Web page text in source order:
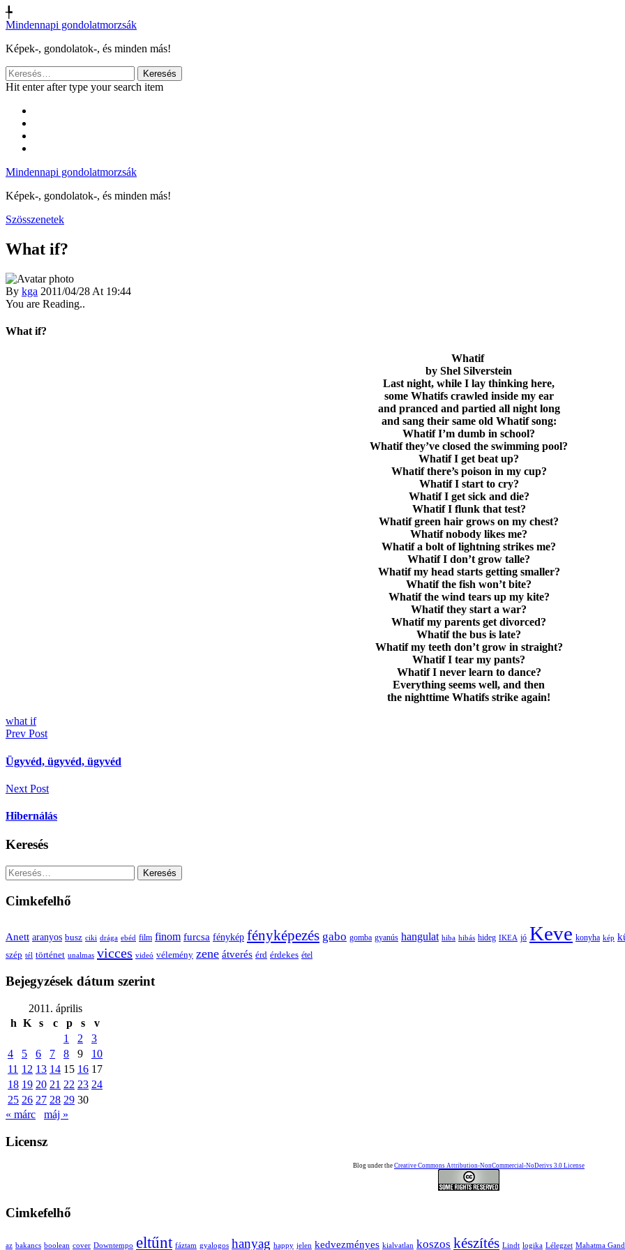
╄
Mindennapi gondolatmorzsák
Képek-, gondolatok-, és minden más!
Keresés:
Hit enter after type your search item
Mindennapi gondolatmorzsák
Képek-, gondolatok-, és minden más!
Szösszenetek
What if?
By kga 2011/04/28 At 19:44
You are Reading..
What if?
Whatif
by Shel Silverstein
Last night, while I lay thinking here,
some Whatifs crawled inside my ear
and pranced and partied all night long
and sang their same old Whatif song:
Whatif I’m dumb in school?
Whatif they’ve closed the swimming pool?
Whatif I get beat up?
Whatif there’s poison in my cup?
Whatif I start to cry?
Whatif I get sick and die?
Whatif I flunk that test?
Whatif green hair grows on my chest?
Whatif nobody likes me?
Whatif a bolt of lightning strikes me?
Whatif I don’t grow talle?
Whatif my head starts getting smaller?
Whatif the fish won’t bite?
Whatif the wind tears up my kite?
Whatif they start a war?
Whatif my parents get divorced?
Whatif the bus is late?
Whatif my teeth don’t grow in straight?
Whatif I tear my pants?
Whatif I never learn to dance?
Everything seems well, and then
the nighttime Whatifs strike again!
what if
Bejegyzés
navigáció
Prev Post
Ügyvéd, ügyvéd, ügyvéd
Next Post
Hibernálás
Keresés
Keresés:
Cimkefelhő
Anett aranyos busz ciki drága ebéd film finom furcsa fénykép fényképezés gabo gomba gyanús hangulat hiba hibás hideg IKEA jó Keve konyha kép
szép tél történet unalmas vicces videó vélemény zene átverés érd érdekes étel
Bejegyzések dátum szerint
2011. április
h K s c p s
v
1
2
3
4
5 6 7 8 9
10
11 12 13 14 15 16 17
18 19 20 21 22 23 24
25 26 27 28 29 30
« márc
máj »
Licensz
Blog under the Creative Commons Attribution-NonCommercial-NoDerivs 3.0 License
Cimkefelhő
az bakancs boolean cover Downtempo eltűnt fáztam gyalogos hanyag happy jelen kedvezményes kialvatlan koszos készítés Lindt logika Lélegzet Mahatma